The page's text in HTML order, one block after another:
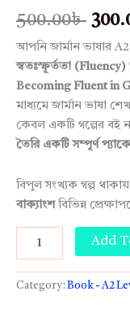
500.00৳
আপনি জার্মান ভাষার
স্বতঃস্ফূর্ততা (Fluency)
Becoming Fluent in
মাধ্যমে জার্মান ভাষা
কেবল একটি গল্পের বই
তৈরি একটি সম্পূর্ণ
বিপুল সংখ্যক গল্প
বাক্যাংশবিভিন্ন
Add
Category: Book - A2